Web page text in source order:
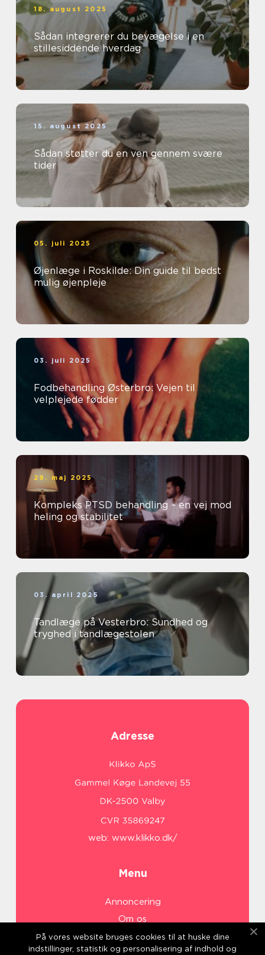
18. august 2025
Sådan integrerer du bevægelse i en
stillesiddende hverdag
15. august 2025
Sådan støtter du en ven gennem svære
tider
05. juli 2025
Øjenlæge i Roskilde: Din guide til bedst
mulig øjenpleje
03. juli 2025
Fodbehandling Østerbro: Vejen til
velplejede fødder
29. maj 2025
Kompleks PTSD behandling – en vej mod
heling og stabilitet
03. april 2025
Tandlæge på Vesterbro: Sundhed og
tryghed i tandlægestolen
Adresse
web: www.klikko.dk/
Menu
Annoncering
Om os
Cookies
På vores website bruges cookies til at huske dine
indstillinger, statistik og personalisering af indhold og